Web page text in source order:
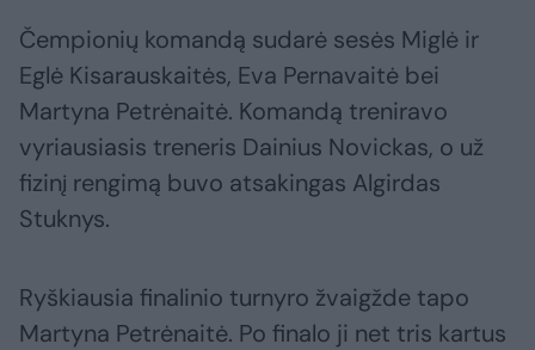
Čempionių komandą sudarė sesės Miglė ir
Eglė Kisarauskaitės, Eva Pernavaitė bei
Martyna Petrėnaitė. Komandą treniravo
vyriausiasis treneris Dainius Novickas, o už
fizinį rengimą buvo atsakingas Algirdas
Stuknys.
Ryškiausia finalinio turnyro žvaigžde tapo
Martyna Petrėnaitė. Po finalo ji net tris kartus